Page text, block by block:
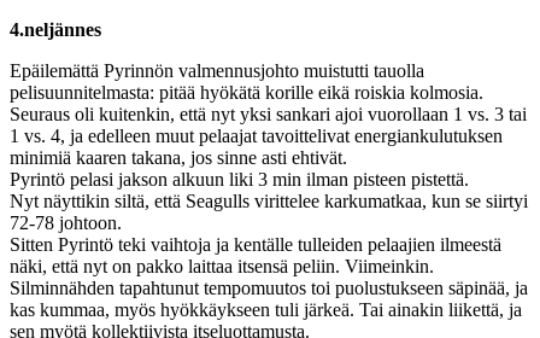
4.neljännes
Epäilemättä Pyrinnön valmennusjohto muistutti tauolla
pelisuunnitelmasta: pitää hyökätä korille eikä roiskia kolmosia.
Seuraus oli kuitenkin, että nyt yksi sankari ajoi vuorollaan 1 vs. 3 tai
1 vs. 4, ja edelleen muut pelaajat tavoittelivat energiankulutuksen
minimiä kaaren takana, jos sinne asti ehtivät.
Pyrintö pelasi jakson alkuun liki 3 min ilman pisteen pistettä.
Nyt näyttikin siltä, että Seagulls virittelee karkumatkaa, kun se siirtyi
72-78 johtoon.
Sitten Pyrintö teki vaihtoja ja kentälle tulleiden pelaajien ilmeestä
näki, että nyt on pakko laittaa itsensä peliin. Viimeinkin.
Silminnähden tapahtunut tempomuutos toi puolustukseen säpinää, ja
kas kummaa, myös hyökkäykseen tuli järkeä. Tai ainakin liikettä, ja
sen myötä kollektiivista itseluottamusta.